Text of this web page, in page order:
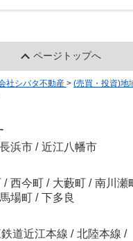
ページトップへ
社シバタ不動産 > (売買・投資)地
長浜市 / 近江八幡市
/ 西今町 / 大藪町 / 南川瀬
場町 / 下多良
道近江本線 / 北陸本線 /